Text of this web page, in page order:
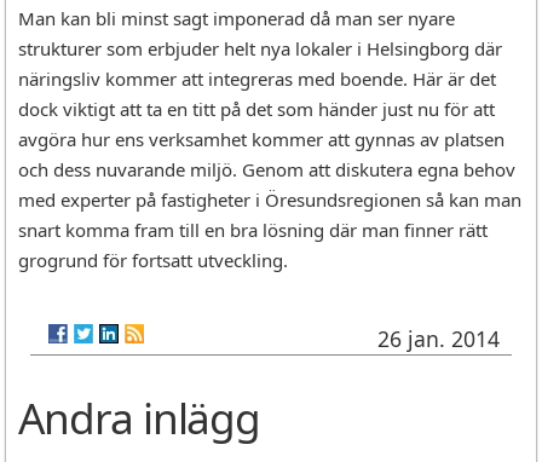
Man kan bli minst sagt imponerad då man ser nyare
strukturer som erbjuder helt nya lokaler i Helsingborg där
näringsliv kommer att integreras med boende. Här är det
dock viktigt att ta en titt på det som händer just nu för att
avgöra hur ens verksamhet kommer att gynnas av platsen
och dess nuvarande miljö. Genom att diskutera egna behov
med experter på fastigheter i Öresundsregionen så kan man
snart komma fram till en bra lösning där man finner rätt
grogrund för fortsatt utveckling.
26 jan. 2014
Andra inlägg